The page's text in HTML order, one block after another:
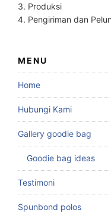
3. Produksi
4. Pengiriman dan
MENU
Home
Hubungi Kami
Gallery goodie bag
Goodie bag ideas
Testimoni
Spunbond polos